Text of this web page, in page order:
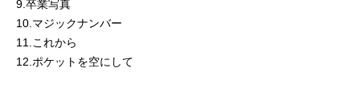
9.卒業写真
10.マジックナンバー
11.これから
12.ポケットを空にして